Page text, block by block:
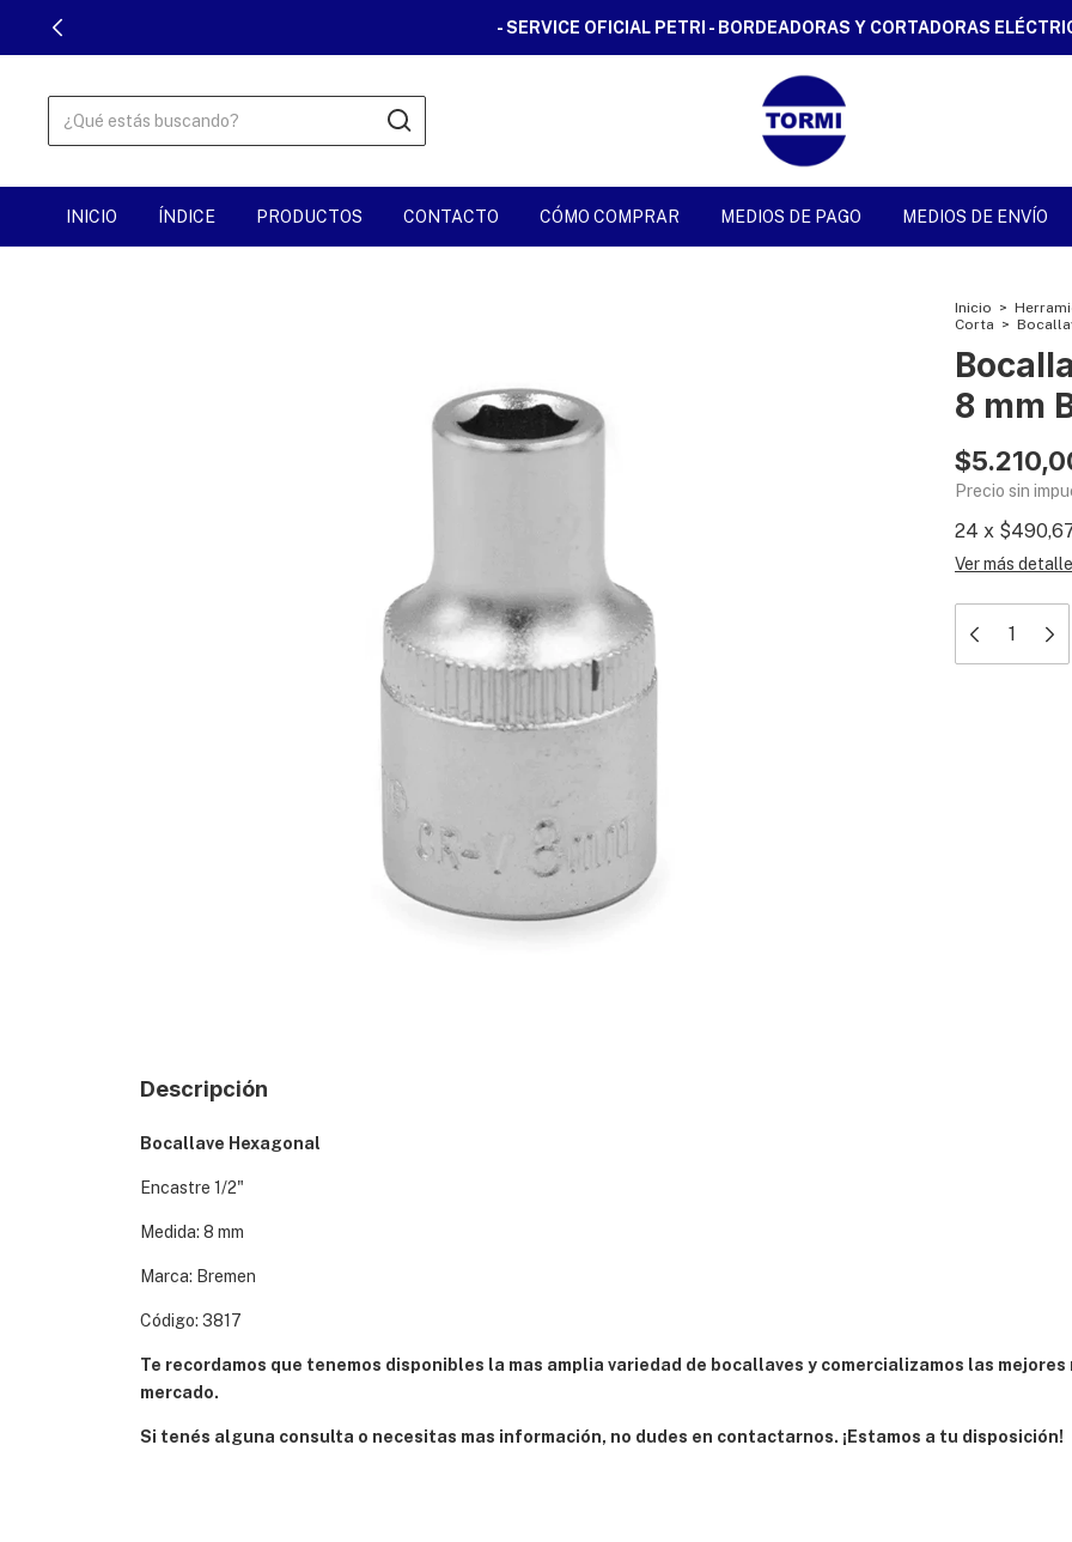
- SERVICE OFICIAL PETRI - BORDEADORAS Y CORTADORAS
INICIO ÍNDICE PRODUCTOS CONTACTO CÓMO COMPRAR MEDIOS DE PAGO MEDIOS DE ENVÍO
Inicio >
Corta >
8 mm
Precio sin
24 x
Ver más
Descripción
Bocallave Hexagonal
Encastre 1/2"
Medida: 8 mm
Marca: Bremen
Código: 3817
Te recordamos que tenemos disponibles la mas amplia variedad de bocallaves y comercializamos las mejores
mercado.
Si tenés alguna consulta o necesitas mas información, no dudes en contactarnos. ¡Estamos a tu disposición!